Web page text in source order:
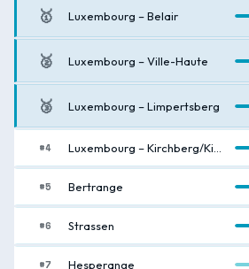
🥇 Luxembourg – Belair
🥈 Luxembourg – Ville-Haute
🥉 Luxembourg – Limpertsberg
#4
#5 Bertrange
#6 Strassen
#7 Hesperange